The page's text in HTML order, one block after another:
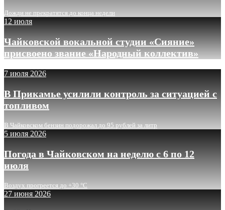
Дожди не прекратятся до конца недели
12 июля
Чайковской вокальной студии «Сияние»
присвоено звание «Народный коллектив»
7 июля 2026
В Прикамье усилили контроль за ситуацией с
топливом
В Чайковском бензин подорожал до 95 рублей за литр
5 июля 2026
Погода в Чайковском на неделю с 6 по 12
июля
Воздух прогреется до +30 °C
27 июня 2026